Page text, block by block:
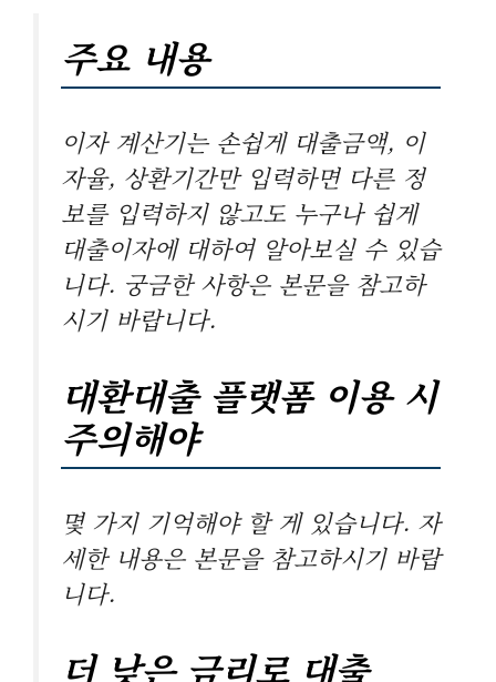
주요 내용
이자 계산기는 손쉽게 대출금액, 이
자율, 상환기간만 입력하면 다른 정
보를 입력하지 않고도 누구나 쉽게
대출이자에 대하여 알아보실 수 있습
니다. 궁금한 사항은 본문을 참고하
시기 바랍니다.
대환대출 플랫폼 이용 시
주의해야
몇 가지 기억해야 할 게 있습니다. 자
세한 내용은 본문을 참고하시기 바랍
니다.
더 낮은 금리로 대출